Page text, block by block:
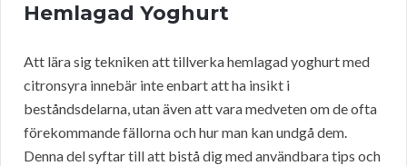
Hemlagad Yoghurt
Att lära sig tekniken att tillverka hemlagad yoghurt med
citronsyra innebär inte enbart att ha insikt i
beståndsdelarna, utan även att vara medveten om de ofta
förekommande fällorna och hur man kan undgå dem.
Denna del syftar till att bistå dig med användbara tips och